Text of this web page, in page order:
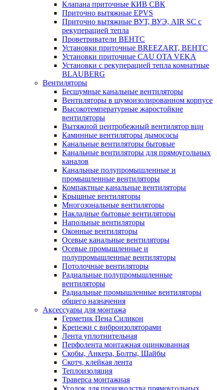
Клапана приточные КИВ СВК
Приточно вытяжные EPVS
Приточно вытяжные ВУТ, ВУЭ, AIR SC с
рекуперацией тепла
Проветриватели ВЕНТС
Установки приточные BREEZART, ВЕНТС
Установки приточные CAU OTA VEKA
Установки с рекуперацией тепла комнатные
BLAUBERG
Вентиляторы
Бесшумные канальные вентиляторы
Вентиляторы в шумоизолированном корпусе
Высокотемпературные жаростойкие
вентиляторы
Вытяжной центробежный вентилятор вцн
Каминные вентиляторы дымососы
Канальные вентиляторы бытовые
Канальные вентиляторы для прямоугольных
каналов
Канальные полупромышленные и
промышленные вентиляторы
Компактные канальные вентиляторы
Крышные вентиляторы
Многозональные вентиляторы
Накладные бытовые вентиляторы
Напольные вентиляторы
Оконные вентиляторы
Осевые канальные вентиляторы
Осевые промышленные и
полупромышленные вентиляторы
Потолочные вентиляторы
Радиальные полупромышленные
вентиляторы
Радиальные промышленные вентиляторы
общего назначения
Аксессуары для монтажа
Герметик Пена Силикон
Крепежи с виброизоляторами
Лента уплотнительная
Перфолента монтажная оцинкованная
Скобы, Анкера, Болты, Шайбы
Скотч, клейкая лента
Теплоизоляция
Траверса монтажная
Уголок для производства прямоугольных